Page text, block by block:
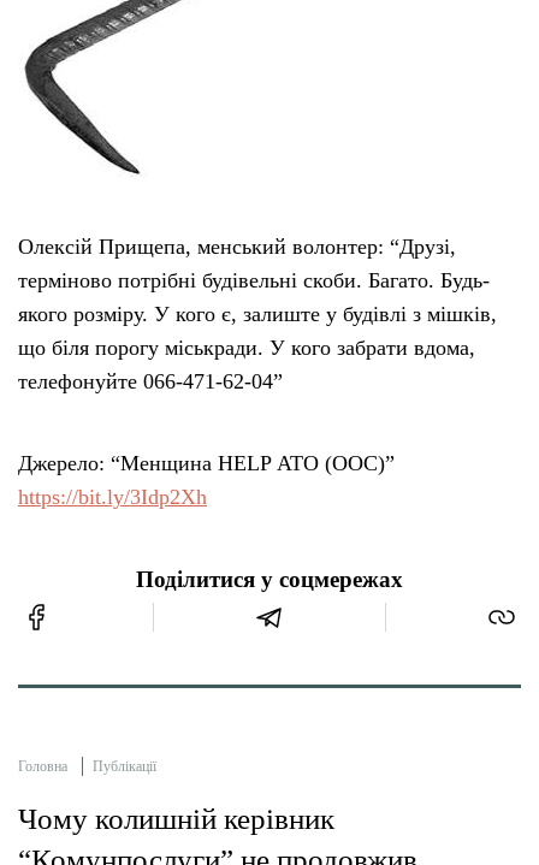
Олексій Прищепа, менський волонтер: “Друзі,
терміново потрібні будівельні скоби. Багато. Будь-
якого розміру. У кого є, залиште у будівлі з мішків,
що біля порогу міськради. У кого забрати вдома,
телефонуйте 066-471-62-04”
Джерело: “Менщина HELP АТО (ООС)”
https://bit.ly/3Idp2Xh
Поділитися у соцмережах
Головна Публікації
Чому колишній керівник